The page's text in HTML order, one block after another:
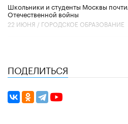
Школьники и студенты Москвы
Отечественной войны
22 ИЮНЯ / ГОРОДСКОЕ ОБРАЗОВАНИЕ
ПОДЕЛИТЬСЯ